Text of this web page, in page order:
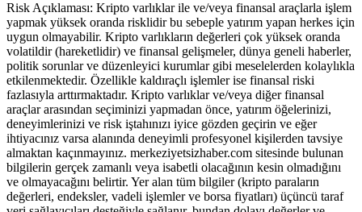
Risk Açıklaması: Kripto varlıklar ile ve/veya finansal araçlarla işlem
yapmak yüksek oranda risklidir bu sebeple yatırım yapan herkes için
uygun olmayabilir. Kripto varlıkların değerleri çok yüksek oranda
volatildir (hareketlidir) ve finansal gelişmeler, dünya geneli haberler,
politik sorunlar ve düzenleyici kurumlar gibi meselelerden kolaylıkla
etkilenmektedir. Özellikle kaldıraçlı işlemler ise finansal riski
fazlasıyla arttırmaktadır. Kripto varlıklar ve/veya diğer finansal
araçlar arasından seçiminizi yapmadan önce, yatırım öğelerinizi,
deneyimlerinizi ve risk iştahınızı iyice gözden geçirin ve eğer
ihtiyacınız varsa alanında deneyimli profesyonel kişilerden tavsiye
almaktan kaçınmayınız. merkeziyetsizhaber.com sitesinde bulunan
bilgilerin gerçek zamanlı veya isabetli olacağının kesin olmadığını
ve olmayacağını belirtir. Yer alan tüm bilgiler (kripto paraların
değerleri, endeksler, vadeli işlemler ve borsa fiyatları) üçüncü taraf